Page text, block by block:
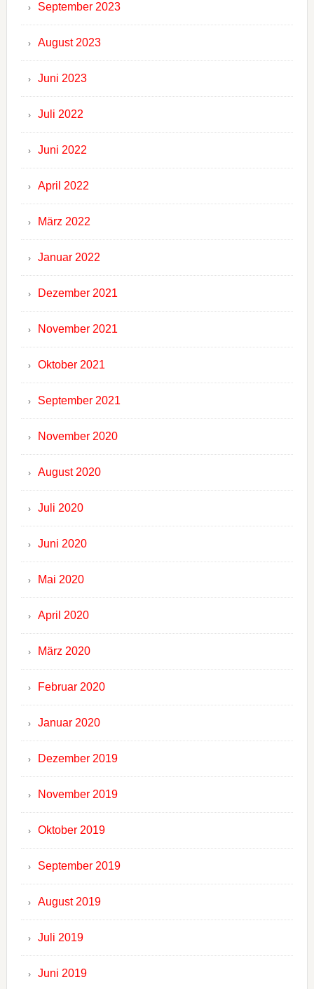
September 2023
August 2023
Juni 2023
Juli 2022
Juni 2022
April 2022
März 2022
Januar 2022
Dezember 2021
November 2021
Oktober 2021
September 2021
November 2020
August 2020
Juli 2020
Juni 2020
Mai 2020
April 2020
März 2020
Februar 2020
Januar 2020
Dezember 2019
November 2019
Oktober 2019
September 2019
August 2019
Juli 2019
Juni 2019